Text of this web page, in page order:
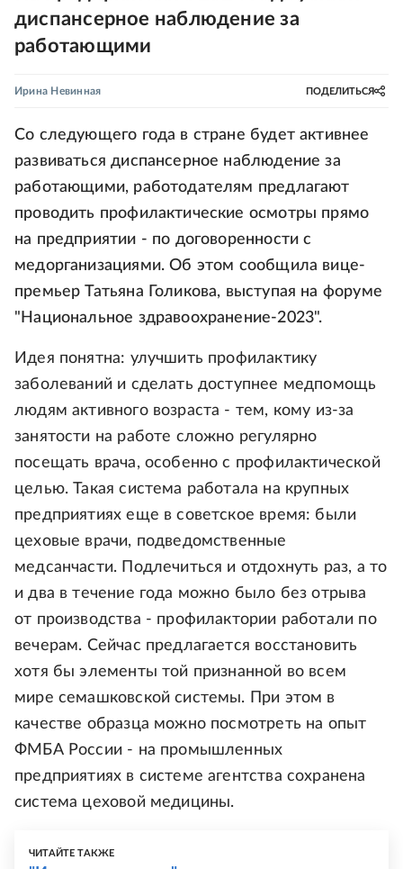
диспансерное наблюдение за
работающими
Ирина Невинная ПОДЕЛИТЬСЯ
Со следующего года в стране будет активнее
развиваться диспансерное наблюдение за
работающими, работодателям предлагают
проводить профилактические осмотры прямо
на предприятии - по договоренности с
медорганизациями. Об этом сообщила вице-
премьер Татьяна Голикова, выступая на форуме
"Национальное здравоохранение-2023".
Идея понятна: улучшить профилактику
заболеваний и сделать доступнее медпомощь
людям активного возраста - тем, кому из-за
занятости на работе сложно регулярно
посещать врача, особенно с профилактической
целью. Такая система работала на крупных
предприятиях еще в советское время: были
цеховые врачи, подведомственные
медсанчасти. Подлечиться и отдохнуть раз, а то
и два в течение года можно было без отрыва
от производства - профилактории работали по
вечерам. Сейчас предлагается восстановить
хотя бы элементы той признанной во всем
мире семашковской системы. При этом в
качестве образца можно посмотреть на опыт
ФМБА России - на промышленных
предприятиях в системе агентства сохранена
система цеховой медицины.
ЧИТАЙТЕ ТАКЖЕ